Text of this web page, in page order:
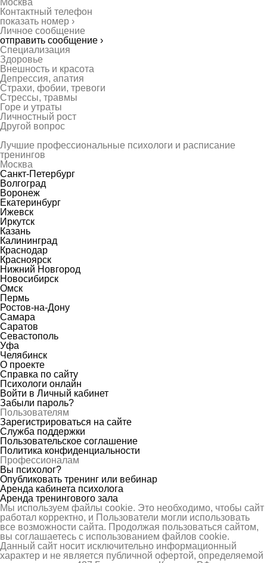
Контактный телефон
показать номер ›
Личное сообщение
отправить сообщение ›
Специализация
Здоровье
Внешность и красота
Депрессия, апатия
Страхи, фобии, тревоги
Стрессы, травмы
Горе и утраты
Личностный рост
Другой вопрос
Лучшие профессиональные психологи и расписание
тренингов
Москва
Санкт-Петербург
Волгоград
Воронеж
Екатеринбург
Ижевск
Иркутск
Казань
Калининград
Краснодар
Красноярск
Нижний Новгород
Новосибирск
Омск
Пермь
Ростов-на-Дону
Самара
Саратов
Севастополь
Уфа
Челябинск
О проекте
Справка по сайту
Психологи онлайн
Войти в Личный кабинет
Забыли пароль?
Пользователям
Зарегистрироваться на сайте
Служба поддержки
Пользовательское соглашение
Политика конфиденциальности
Профессионалам
Вы психолог?
Опубликовать тренинг или вебинар
Аренда кабинета психолога
Аренда тренингового зала
Мы используем файлы cookie. Это необходимо, чтобы сайт
работал корректно, и Пользователи могли использовать
все возможности сайта. Продолжая пользоваться сайтом,
вы соглашаетесь с использованием файлов cookie.
Данный сайт носит исключительно информационный
характер и не является публичной офертой, определяемой